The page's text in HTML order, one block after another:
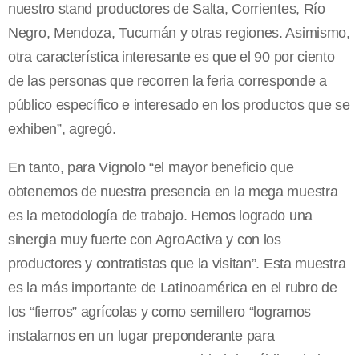
nuestro stand productores de Salta, Corrientes, Río
Negro, Mendoza, Tucumán y otras regiones. Asimismo,
otra característica interesante es que el 90 por ciento
de las personas que recorren la feria corresponde a
público específico e interesado en los productos que se
exhiben”, agregó.
En tanto, para Vignolo “el mayor beneficio que
obtenemos de nuestra presencia en la mega muestra
es la metodología de trabajo. Hemos logrado una
sinergia muy fuerte con AgroActiva y con los
productores y contratistas que la visitan”. Esta muestra
es la más importante de Latinoamérica en el rubro de
los “fierros” agrícolas y como semillero “logramos
instalarnos en un lugar preponderante para